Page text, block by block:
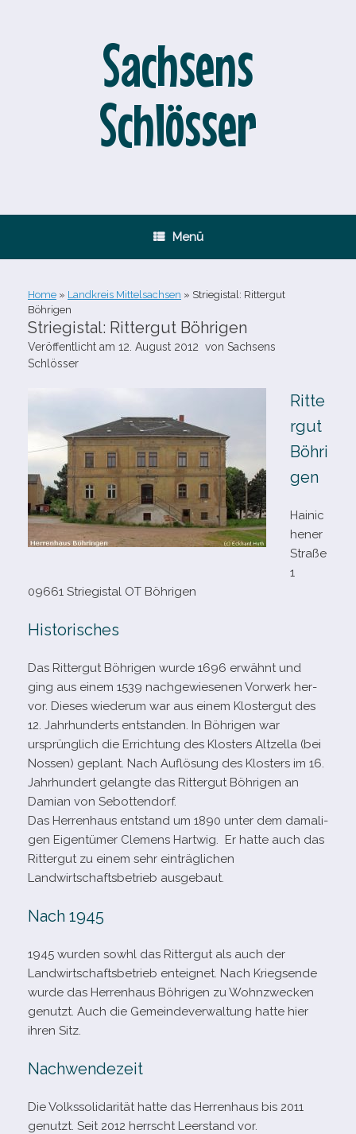
Sachsens
Schlösser
Menü
Home » Landkreis Mittelsachsen » Striegistal: Rittergut
Böhrigen
Striegistal: Rittergut Böhrigen
Veröffentlicht am 12. August 2012 von Sachsens
Schlösser
Ritte
rgut
Böhri
gen
Hainic
hener
Straße
1
09661 Striegistal OT Böhrigen
Historisches
Das Rittergut Böhrigen wurde 1696 erwähnt und
ging aus einem 1539 nach­ge­wie­se­nen Vorwerk her­
vor. Dieses wie­derum war aus einem Klostergut des
12. Jahrhunderts ent­stan­den. In Böhrigen war
ursprüng­lich die Errichtung des Klosters Altzella (bei
Nossen) geplant. Nach Auflösung des Klosters im 16.
Jahrhundert gelangte das Rittergut Böhrigen an
Damian von Sebottendorf.
Das Herrenhaus ent­stand um 1890 unter dem dama­li­
gen Eigentümer Clemens Hartwig. Er hatte auch das
Rittergut zu einem sehr ein­träg­li­chen
Landwirtschaftsbetrieb ausgebaut.
Nach 1945
1945 wur­den sowhl das Rittergut als auch der
Landwirtschaftsbetrieb ent­eig­net. Nach Kriegsende
wurde das Herrenhaus Böhrigen zu Wohnzwecken
genutzt. Auch die Gemeindeverwaltung hatte hier
ihren Sitz.
Nachwendezeit
Die Volkssolidarität hatte das Herrenhaus bis 2011
genutzt. Seit 2012 herrscht Leerstand vor.